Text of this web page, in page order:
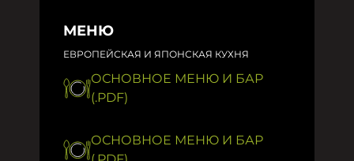
МЕНЮ
ЕВРОПЕЙСКАЯ И ЯПОНСКАЯ КУХНЯ
ОСНОВНОЕ МЕНЮ И БАР
(.PDF)
ОСНОВНОЕ МЕНЮ И БАР